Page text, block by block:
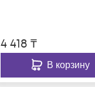
4 418 ₸
В корзину